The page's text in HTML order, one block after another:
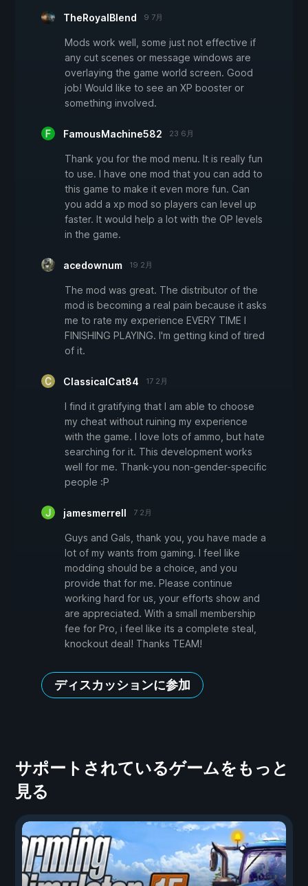
TheRoyalBlend 9 7月
Mods work well, some just not effective if
any cut scenes or message windows are
overlaying the game world screen. Good
job! Would like to see an XP booster or
something involved.
FamousMachine582 23 6月
Thank you for the mod menu. It is really fun
to use. I have one mod that you can add to
this game to make it even more fun. Can
you add a xp mod so players can level up
faster. It would help a lot with the OP levels
in the game.
acedownum 19 2月
The mod was great. The distributor of the
mod is becoming a real pain because it asks
me to rate my experience EVERY TIME I
FINISHING PLAYING. I'm getting kind of tired
of it.
ClassicalCat84 17 2月
I find it gratifying that I am able to choose
my cheat without ruining my experience
with the game. I love lots of ammo, but hate
searching for it. This development works
well for me. Thank-you non-gender-specific
people :P
jamesmerrell 7 2月
Guys and Gals, thank you, you have made a
lot of my wants from gaming. I feel like
modding should be a choice, and you
provide that for me. Please continue
working hard for us, your efforts show and
are appreciated. With a small membership
fee for Pro, i feel like its a complete steal,
knockout deal! Thanks TEAM!
ディスカッションに参加
サポートされているゲームをもっと
見る